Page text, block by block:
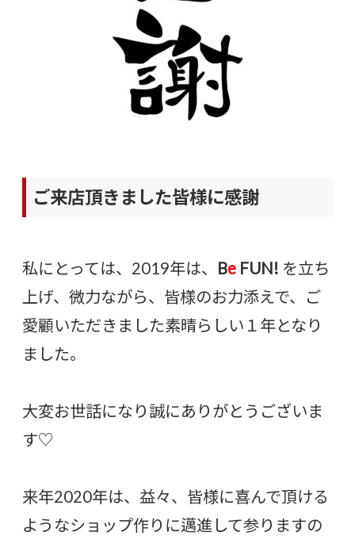
ご来店頂きました皆様に感謝
私にとっては、2019年は、 Be FUN! を立ち
上げ、微力ながら、皆様のお力添えで、ご
愛顧いただきました素晴らしい１年となり
ました。
大変お世話になり誠にありがとうございま
す♡
来年2020年は、益々、皆様に喜んで頂ける
ようなショップ作りに邁進して参りますの